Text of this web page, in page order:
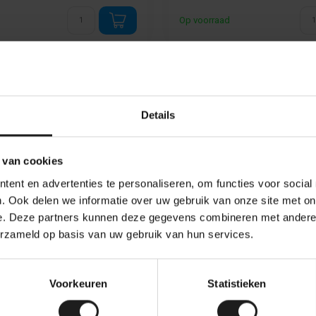
Details
van cookies
en advertenties te personaliseren, om functies voor social
Ook delen we informatie over uw gebruik van onze site met
Deze partners kunnen deze gegevens combineren met
op basis van uw gebruik van hun services.
Voorkeuren Statistieken
Op voorraad
Deal
voor het verbeteren van de akoestiek en esthetiek van
element toe aan werkplekken, vergaderruimtes, studio's en
gemaakt?
vervaardigd uit 100% gerecycled polyester.Akoestisch PET Vilt
dikte van 7 mm bieden deze panelen een effectieve
voor gebruikt worden?
aantrekkelijke patronen, accentmuren en het bedekken van
waar zowel akoestiek als esthetiek belangrijk zijn. Dankzij hun